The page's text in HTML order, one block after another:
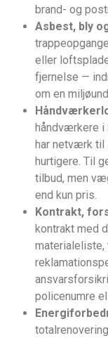
brand- og
Asbest, bly
eller
fjernelse —
om en
håndværkere i
har netværk til
hurtigere. Til
tilbud, men
end kun pris.
Kontrakt,
kontrakt med
materialeliste,
policenumre